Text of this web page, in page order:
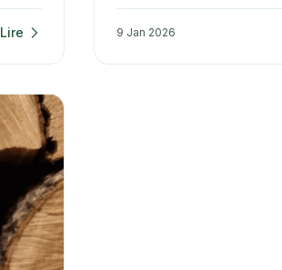
Lire 9 Jan 2026